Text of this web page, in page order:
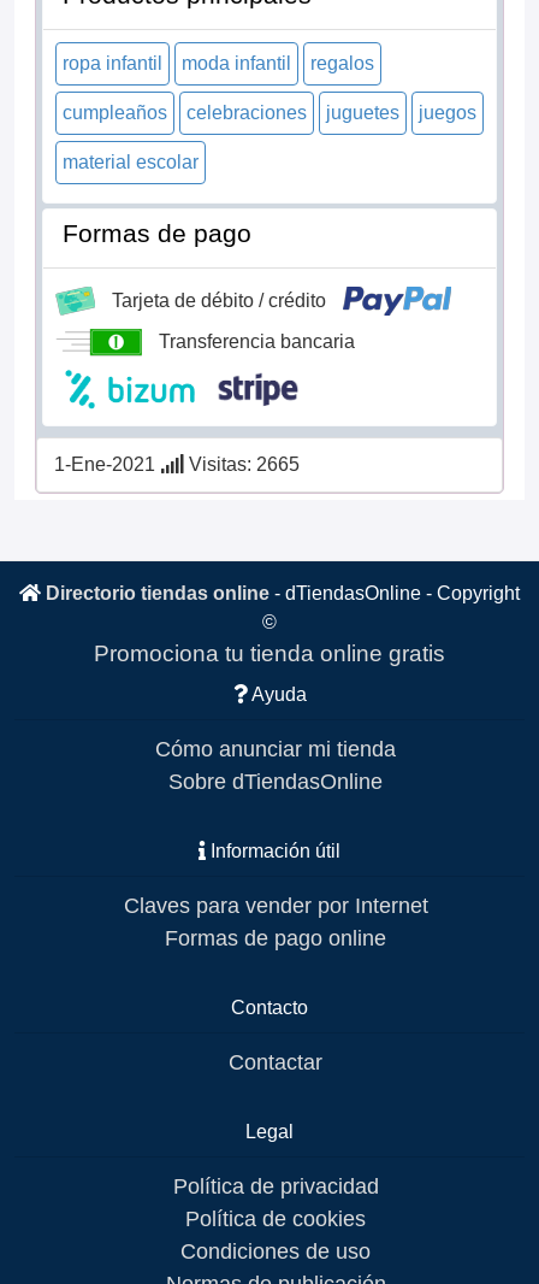
ropa infantil moda infantil regalos
cumpleaños celebraciones juguetes juegos
material escolar
Formas de pago
Tarjeta de débito / crédito
Transferencia bancaria
1-Ene-2021 Visitas: 2665
Directorio tiendas online - dTiendasOnline - Copyright
©
Promociona tu tienda online gratis
Ayuda
Cómo anunciar mi tienda
Sobre dTiendasOnline
Información útil
Claves para vender por Internet
Formas de pago online
Contacto
Contactar
Legal
Política de privacidad
Política de cookies
Condiciones de uso